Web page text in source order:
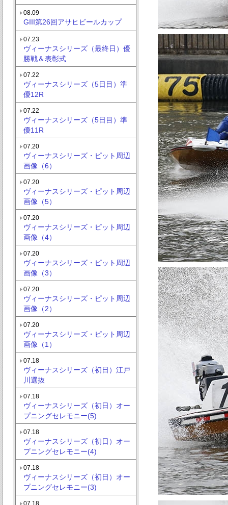
08.09
GIII第26回アサヒビールカップ
07.23
ヴィーナスシリーズ（最終日）優
勝戦＆表彰式
07.22
ヴィーナスシリーズ（5日目）準
優12R
07.22
ヴィーナスシリーズ（5日目）準
優11R
07.20
ヴィーナスシリーズ・ピット周辺
画像（6）
07.20
ヴィーナスシリーズ・ピット周辺
画像（5）
07.20
ヴィーナスシリーズ・ピット周辺
画像（4）
07.20
ヴィーナスシリーズ・ピット周辺
画像（3）
07.20
ヴィーナスシリーズ・ピット周辺
画像（2）
07.20
ヴィーナスシリーズ・ピット周辺
画像（1）
07.18
ヴィーナスシリーズ（初日）江戸
川選抜
07.18
ヴィーナスシリーズ（初日）オー
プニングセレモニー(5)
07.18
ヴィーナスシリーズ（初日）オー
プニングセレモニー(4)
07.18
ヴィーナスシリーズ（初日）オー
プニングセレモニー(3)
07.18